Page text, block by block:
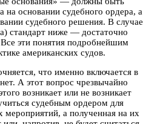
на основании судебного ордера, а
судебного решения. В случае
стандарт ниже — достаточно
эти понятия подробнейшим
американских судов.
что именно включается в
А этот вопрос чрезвычайно
возникает или не возникает
судебным ордером для
мероприятий, а полученная на их